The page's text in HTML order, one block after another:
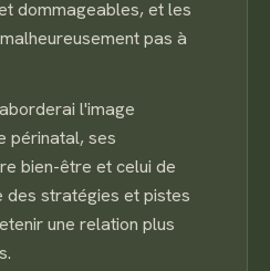
dommageables, et les
pas à
l'image
périnatal, ses
bien-être et celui de
des stratégies et pistes
une relation plus